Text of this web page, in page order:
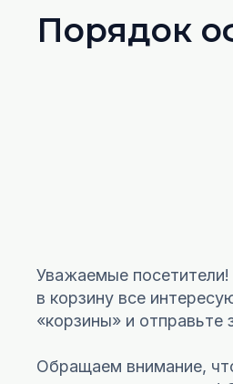
Порядок
Уважаемые
в корзину все
«корзины» и отправьте
Обращаем внимание,